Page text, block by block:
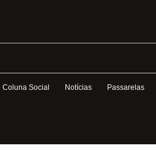
Coluna Social Notícias Passarelas